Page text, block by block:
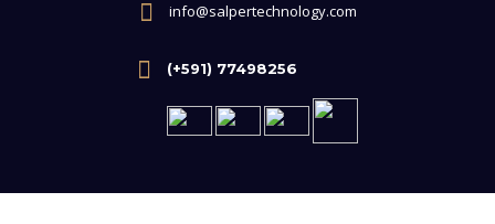
info@salpertechnology.com
(+591) 77498256